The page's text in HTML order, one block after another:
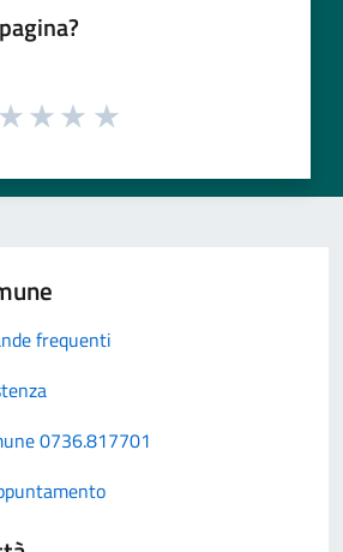
frequenti
0736.817701